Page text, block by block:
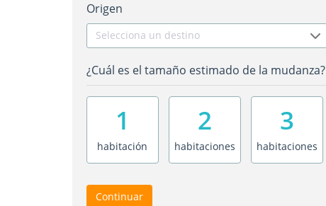
Origen
Selecciona un destino
¿Cuál es el tamaño estimado de la mudanza?
1
habitación
2
habitaciones
3
habitaciones
Continuar